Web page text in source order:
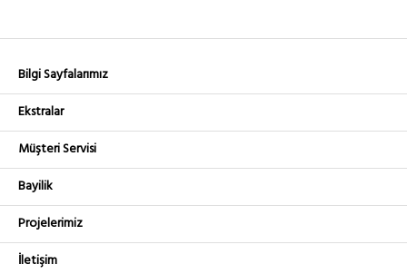
Bilgi Sayfalarımız
Ekstralar
Müşteri Servisi
Bayilik
Projelerimiz
İletişim